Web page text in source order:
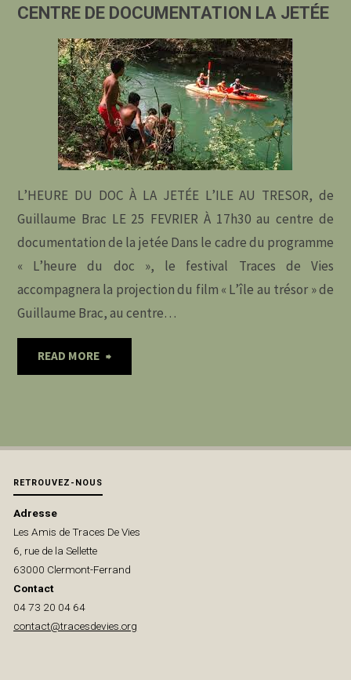
REMPART »
À
LA
SALLE
GEORGES
CONCHON"
CENTRE DE DOCUMENTATION LA JETÉE
L’HEURE DU DOC À LA JETÉE L’ILE AU TRESOR, de
Guillaume Brac LE 25 FEVRIER À 17h30 au centre de
documentation de la jetée Dans le cadre du programme
« L’heure du doc », le festival Traces de Vies
accompagnera la projection du film « L’île au trésor » de
Guillaume Brac, au centre…
READ MORE "25
TRESOR »
AU
RETROUVEZ-NOUS
Adresse
Les Amis de Traces De Vies
6, rue de la Sellette
63000 Clermont-Ferrand
Contact
04 73 20 04 64
contact@tracesdevies.org